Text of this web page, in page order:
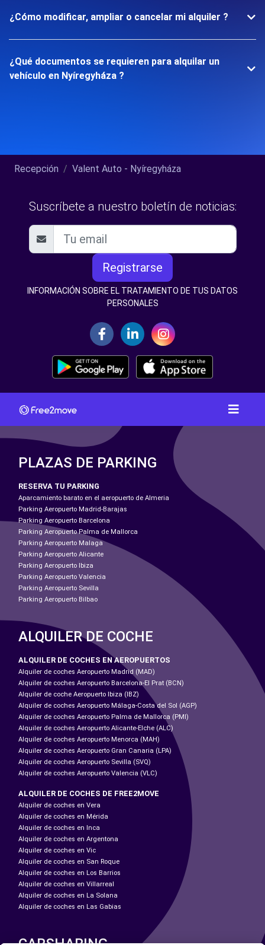
¿Cómo modificar, ampliar o cancelar mi alquiler ?
¿Qué documentos se requieren para alquilar un
vehículo en Nyíregyháza ?
Recepción Valent Auto - Nyíregyháza
Suscríbete a nuestro boletín de noticias:
Registrarse
INFORMACIÓN SOBRE EL TRATAMIENTO DE TUS DATOS
PERSONALES
PLAZAS DE PARKING
RESERVA TU PARKING
Aparcamiento barato en el aeropuerto de Almeria
Parking Aeropuerto Madrid-Barajas
Parking Aeropuerto Barcelona
Parking Aeropuerto Palma de Mallorca
Parking Aeropuerto Malaga
Parking Aeropuerto Alicante
Parking Aeropuerto Ibiza
Parking Aeropuerto Valencia
Parking Aeropuerto Sevilla
Parking Aeropuerto Bilbao
ALQUILER DE COCHE
ALQUILER DE COCHES EN AEROPUERTOS
Alquiler de coches Aeropuerto Madrid (MAD)
Alquiler de coches Aeropuerto Barcelona-El Prat (BCN)
Alquiler de coche Aeropuerto Ibiza (IBZ)
Alquiler de coches Aeropuerto Málaga-Costa del Sol (AGP)
Alquiler de coches Aeropuerto Palma de Mallorca (PMI)
Alquiler de coches Aeropuerto Alicante-Elche (ALC)
Alquiler de coches Aeropuerto Menorca (MAH)
Alquiler de coches Aeropuerto Gran Canaria (LPA)
Alquiler de coches Aeropuerto Sevilla (SVQ)
Alquiler de coches Aeropuerto Valencia (VLC)
ALQUILER DE COCHES DE FREE2MOVE
Alquiler de coches en Vera
Alquiler de coches en Mérida
Alquiler de coches en Inca
Alquiler de coches en Argentona
Alquiler de coches en Vic
Alquiler de coches en San Roque
Alquiler de coches en Los Barrios
Alquiler de coches en Villarreal
Alquiler de coches en La Solana
Alquiler de coches en Las Gabias